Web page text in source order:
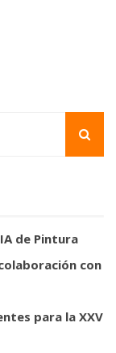
de Pintura
con
para la XXV